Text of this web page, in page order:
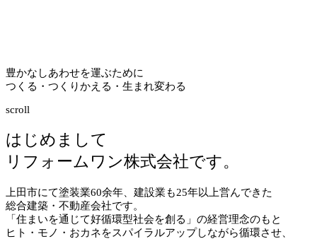
豊かなしあわせを運ぶために
つくる・つくりかえる・生まれ変わる
scroll
はじめまして
リフォームワン株式会社です。
上田市にて塗装業60余年、建設業も25年以上営んできた
総合建築・不動産会社です。
「住まいを通じて好循環型社会を創る」の経営理念のもと
ヒト・モノ・おカネをスパイラルアップしながら循環させ、